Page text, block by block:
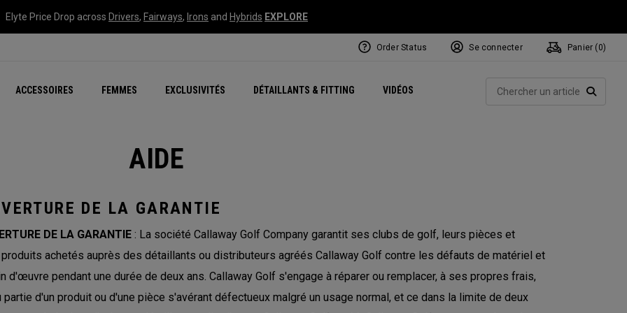
Elyte Price Drop across Drivers, Fairways, Irons and Hybrids EXPLORE
ACCESSOIRES FEMMES EXCLUSIVITÉS DÉTAILLANTS & FITTING VIDÉOS
Nouvelle série – Quantum Exclusive Mavrik Complete Sets
Famille Chrome Soft Exclusivités - Balles de Golf
Chrome Tour : Majeur De Juillet NEW Headwear
New - REVA Complete Sets Women's Golf Balls
Exclusivités - Accessoires
Online Selector Tools
Régionaux
Order Status Se connecter Panier ( 0)
AIDE
DE LA GARANTIE
DE LA GARANTIE : La société Callaway Golf Company garantit ses clubs de golf, leurs pièces et
achetés auprès des détaillants ou distributeurs agréés Callaway Golf contre les défauts de matériel et
d'œuvre pendant une durée de deux ans. Callaway Golf s'engage à réparer ou remplacer, à ses propres frais,
partie d'un produit ou d'une pièce s'avérant défectueux malgré un usage normal, et ce dans la limite de deux